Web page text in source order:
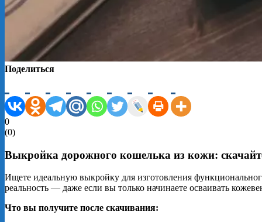
Поделиться
0
(0)
Выкройка дорожного кошелька из кожи:
Ищете идеальную выкройку для изготовления
реальность — даже если вы только начинаете осваивать
Что вы получите после скачивания: